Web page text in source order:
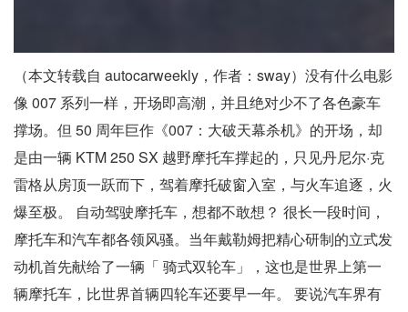
（本文转载自 autocarweekly，作者：sway）没有什么电影
像 007 系列一样，开场即高潮，并且绝对少不了各色豪车
撑场。但 50 周年巨作《007：大破天幕杀机》的开场，却
是由一辆 KTM 250 SX 越野摩托车撑起的，只见丹尼尔·克
雷格从房顶一跃而下，驾着摩托破窗入室，与火车追逐，火
爆至极。 自动驾驶摩托车，想都不敢想？ 很长一段时间，
摩托车和汽车都各领风骚。当年戴勒姆把精心研制的立式发
动机首先献给了一辆「 骑式双轮车」，这也是世界上第一
辆摩托车，比世界首辆四轮车还要早一年。 要说汽车界有